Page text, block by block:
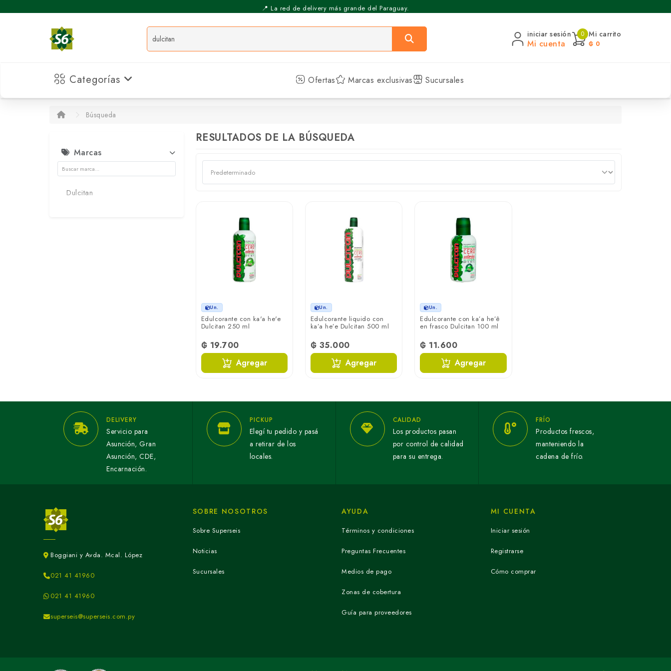
📍 La red de delivery más grande del Paraguay.
⚡️ Pickup Express - Retirás en 30 min.
iniciar sesión
Mi cuenta
0 Mi carrito
₲ 0
Categorías Ofertas Marcas exclusivas Sucursales
Búsqueda
Marcas
Dulcitan
RESULTADOS DE LA BÚSQUEDA
Un.
Edulcorante con ka'a he'e
Dulcitan 250 ml
₲ 19.700
Agregar
Un.
Edulcorante liquido con
ka’a he’e Dulcitan 500 ml
₲ 35.000
Agregar
Un.
Edulcorante con ka’a he’ê
en frasco Dulcitan 100 ml
₲ 11.600
Agregar
DELIVERY
Servicio para
Asunción, Gran
Asunción, CDE,
Encarnación.
PICKUP
Elegí tu pedido y pasá
a retirar de los
locales.
CALIDAD
Los productos pasan
por control de calidad
para su entrega.
FRÍO
Productos frescos,
manteniendo la
cadena de frío.
Boggiani y Avda. Mcal. López
021 41 41960
021 41 41960
superseis@superseis.com.py
SOBRE NOSOTROS
Sobre Superseis
Noticias
Sucursales
AYUDA
Términos y condiciones
Preguntas Frecuentes
Medios de pago
Zonas de cobertura
Guía para proveedores
MI CUENTA
Iniciar sesión
Registrarse
Cómo comprar